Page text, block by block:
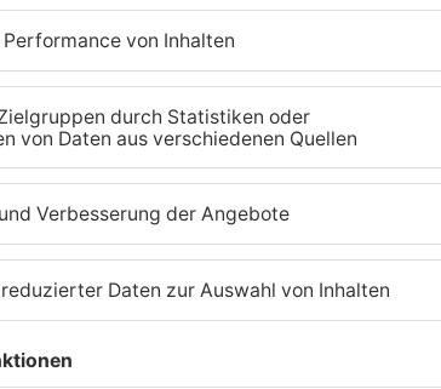
Wo ist Ricardo Zaragoza
Gonzalez aus Hanau?